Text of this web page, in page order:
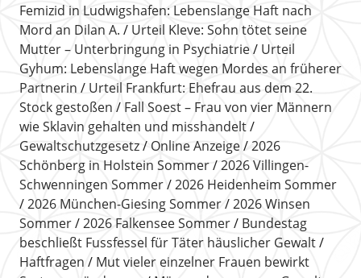
Femizid in Ludwigshafen: Lebenslange Haft nach
Mord an Dilan A.
Urteil Kleve: Sohn tötet seine
Mutter – Unterbringung in Psychiatrie
Urteil
Gyhum: Lebenslange Haft wegen Mordes an früherer
Partnerin
Urteil Frankfurt: Ehefrau aus dem 22.
Stock gestoßen
Fall Soest – Frau von vier Männern
wie Sklavin gehalten und misshandelt
Gewaltschutzgesetz
Online Anzeige
2026
Schönberg in Holstein Sommer
2026 Villingen-
Schwenningen Sommer
2026 Heidenheim Sommer
2026 München-Giesing Sommer
2026 Winsen
Sommer
2026 Falkensee Sommer
Bundestag
beschließt Fussfessel für Täter häuslicher Gewalt
Haftfragen
Mut vieler einzelner Frauen bewirkt